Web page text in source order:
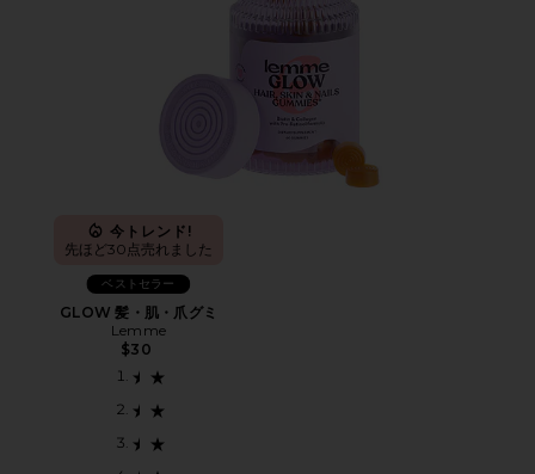
今トレンド!
先ほど30点売れました
ベストセラー
GLOW 髪・肌・爪グミ
Lemme
$30